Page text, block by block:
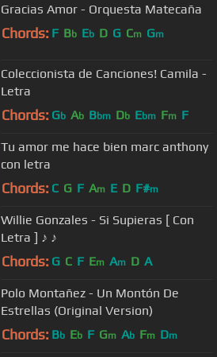
Gracias Amor - Orquesta Matecaña
Chords: F Bb Eb D G Cm Gm
Coleccionista de Canciones! Camila -
Letra
Chords: Gb Ab Bbm Db Ebm Fm F
Tu amor me hace bien marc anthony
con letra
Chords: C G F Am E D F#m
Willie Gonzales - Si Supieras [ Con
Letra ] ♪ ♪
Chords: G C F Em Am D A
Polo Montañez - Un Montón De
Estrellas (Original Version)
Chords: Bb Eb F Gm Ab Fm Dm